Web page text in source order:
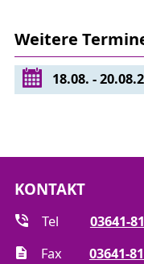
0276-603
Anforderungen
0291 Teil 2
Bau- und
Weitere
18.08. -
KONTAKT
Tel
03641-
Fax
03641-